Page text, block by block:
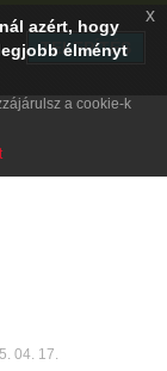
04. 17.
azért, hogy
élményt
a cookie-k
x
TELEPÍTÉS